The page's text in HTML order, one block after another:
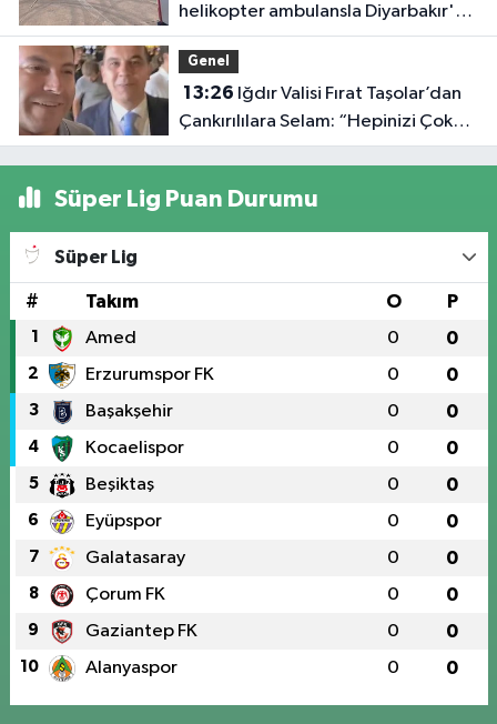
helikopter ambulansla Diyarbakır'a
sevk edildi
Genel
13:26
Çankırılılara Selam: “Hepinizi Çok
Seviyorum”
Süper Lig Puan Durumu
Süper Lig
# Takım O P
1 Amed 0 0
2 Erzurumspor FK 0 0
3 Başakşehir 0 0
4 Kocaelispor 0 0
5 Beşiktaş 0 0
6 Eyüpspor 0 0
7 Galatasaray 0 0
8 Çorum FK 0 0
9 Gaziantep FK 0 0
10 Alanyaspor 0 0